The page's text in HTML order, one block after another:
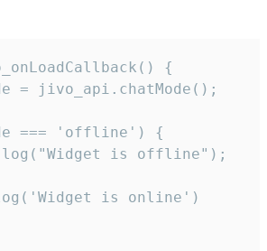
{
= jivo_api.chatMode();
=== 'offline') {
is offline");
is online')